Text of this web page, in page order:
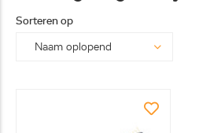
Sorteren op